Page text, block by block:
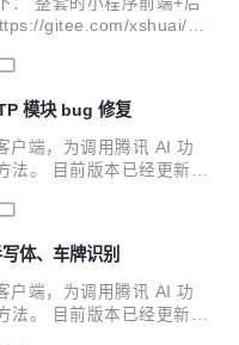
gitee.com/xshuai/xa
模块 bug 修复
户端，为调用腾讯 AI 功
法。 目前版本已经更新至
废弃一些暂时不用使用
参数) Java JDK 1.7+
gro
体、车牌识别
户端，为调用腾讯 AI 功
法。 目前版本已经更新至